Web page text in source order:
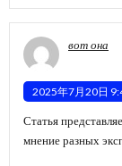
вот она
2025年7月20日
Статья
мнение разных